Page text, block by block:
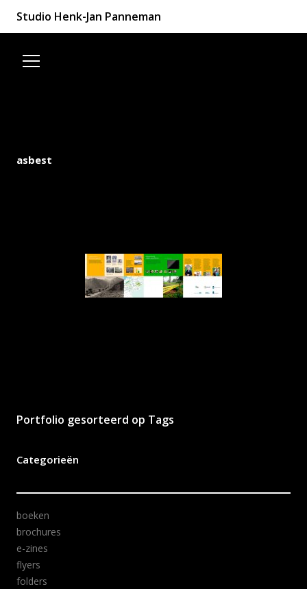
Studio Henk-Jan Panneman
asbest
Portfolio gesorteerd op Tags
Categorieën
boeken
brochures
e-zines
flyers
folders